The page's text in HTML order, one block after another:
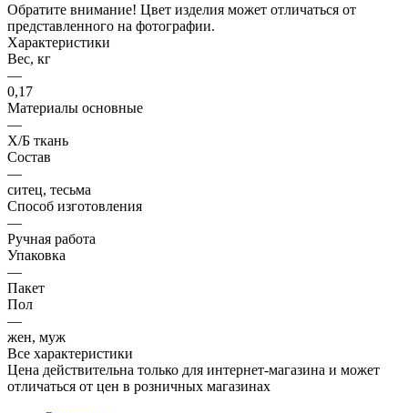
Обратите внимание! Цвет изделия может отличаться от
представленного на фотографии.
Характеристики
Вес, кг
—
0,17
Материалы основные
—
Х/Б ткань
Состав
—
ситец, тесьма
Способ изготовления
—
Ручная работа
Упаковка
—
Пакет
Пол
—
жен, муж
Все характеристики
Цена действительна только для интернет-магазина и может
отличаться от цен в розничных магазинах